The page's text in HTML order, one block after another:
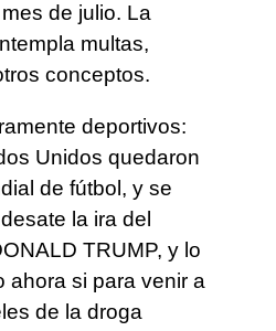
de julio. La
multas,
conceptos.
deportivos:
Unidos quedaron
de fútbol, y se
la ira del
TRUMP, y lo
ahora si para venir a
de la droga